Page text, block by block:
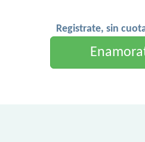
Registrate, sin